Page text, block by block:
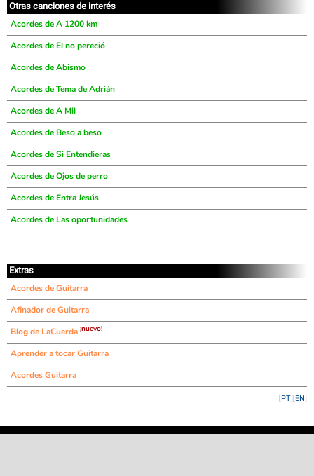
Otras canciones de interés
Acordes de A 1200 km
Acordes de El no pereció
Acordes de Abismo
Acordes de Tema de Adrián
Acordes de A Mil
Acordes de Beso a beso
Acordes de Si Entendieras
Acordes de Ojos de perro
Acordes de Entra Jesús
Acordes de Las oportunidades
Extras
Acordes de Guitarra
Afinador de Guitarra
Blog de LaCuerda ¡nuevo!
Aprender a tocar Guitarra
Acordes Guitarra
[EN]
[PT]